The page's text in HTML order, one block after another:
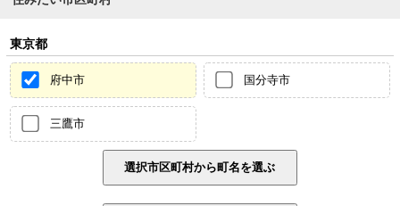
東京都
府中市 国分寺市
三鷹市